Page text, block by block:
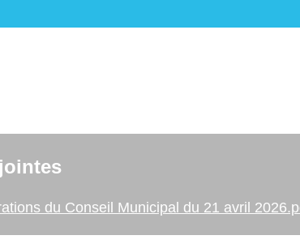
du Conseil Municipal du 21 avril